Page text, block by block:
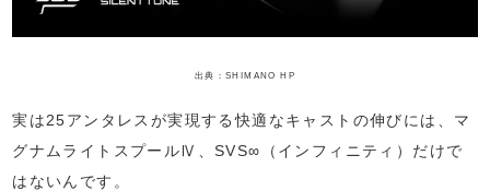
出典：SHIMANO HP
実は25アンタレスが実現する快適なキャストの伸びには、マ
グナムライトスプールⅣ、SVS∞（インフィニティ）だけで
はないんです。